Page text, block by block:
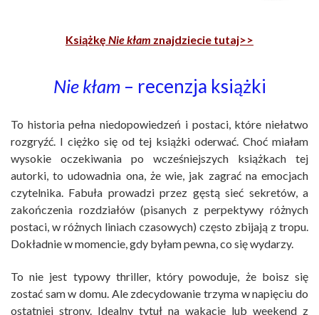
Książkę Nie kłam znajdziecie tutaj>>
Nie kłam– recenzja książki
To historia pełna niedopowiedzeń i postaci, które niełatwo
rozgryźć. I ciężko się od tej książki oderwać. Choć miałam
wysokie oczekiwania po wcześniejszych książkach tej
autorki, to udowadnia ona, że wie, jak zagrać na emocjach
czytelnika. Fabuła prowadzi przez gęstą sieć sekretów, a
zakończenia rozdziałów (pisanych z perpektywy różnych
postaci, w różnych liniach czasowych) często zbijają z tropu.
Dokładnie w momencie, gdy byłam pewna, co się wydarzy.
To nie jest typowy thriller, który powoduje, że boisz się
zostać sam w domu. Ale zdecydowanie trzyma w napięciu do
ostatniej strony. Idealny tytuł na wakacje lub weekend z